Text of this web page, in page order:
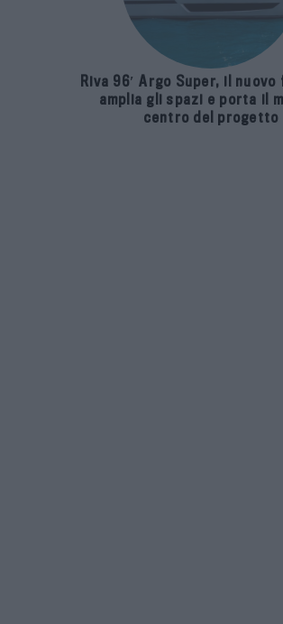
Riva 96′ Argo Super, il
amplia gli spazi e porta il
centro del progetto